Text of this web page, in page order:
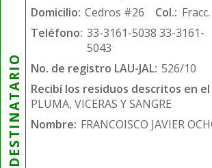
DESTINATARIO
Domicilio: Cedros #26 Col.:
Teléfono: 33-3161-5038 33-3161-
5043
No. de registro LAU-JAL: 526/10
Recibí los residuos descritos en
PLUMA, VICERAS Y SANGRE
Nombre: FRANCOISCO JAVIER